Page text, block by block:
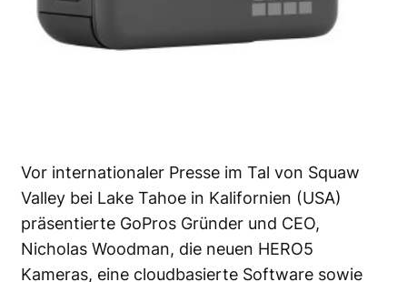
Vor internationaler Presse im Tal von Squaw
Valley bei Lake Tahoe in Kalifornien (USA)
präsentierte GoPros Gründer und CEO,
Nicholas Woodman, die neuen HERO5
Kameras, eine cloudbasierte Software sowie